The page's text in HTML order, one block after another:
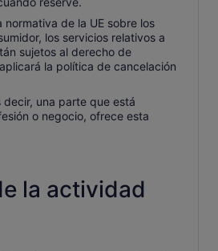
normativa de la UE sobre los
los servicios relativos a
sujetos al derecho de
la política de cancelación
decir, una parte que está
o negocio, ofrece esta
la actividad